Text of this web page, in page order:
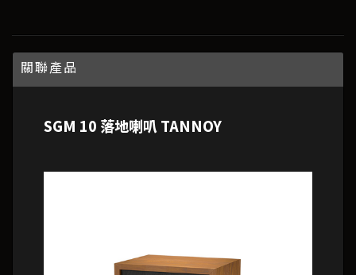
關聯產品
SGM 10 落地喇叭 TANNOY